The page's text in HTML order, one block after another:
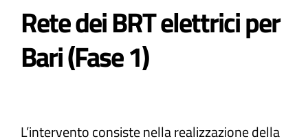
Partecipa
Rete dei BRT elettrici per
Bari (Fase 1)
L’intervento consiste nella realizzazione della